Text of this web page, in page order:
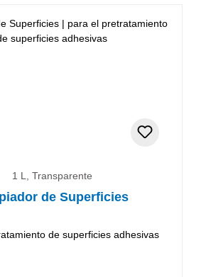
1 L, Transparente
de Superficies
de superficies adhesivas